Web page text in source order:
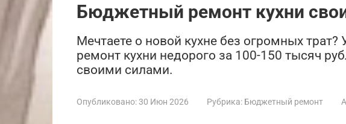
Бюджетный ремонт кухни
Мечтаете о новой кухне без огромных трат?
ремонт кухни недорого за 100-150 тысяч
своими силами.
Опубликовано:30 Июн 2026 Рубрика: Бюджетный ремонт